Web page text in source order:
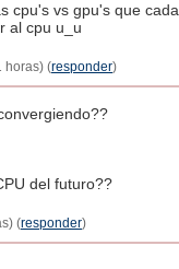
cpu's vs gpu's que cada
al cpu u_u
horas) (responder)
del futuro??
(responder)